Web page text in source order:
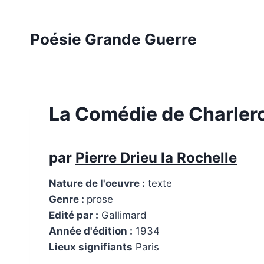
contenuPoésie Grande Guerre
La Comédie de
par Pierre Drieu la Rochelle
Nature de l'oeuvre : texte
Genre : prose
Edité par : Gallimard
Année d'édition : 1934
Lieux signifiants Paris